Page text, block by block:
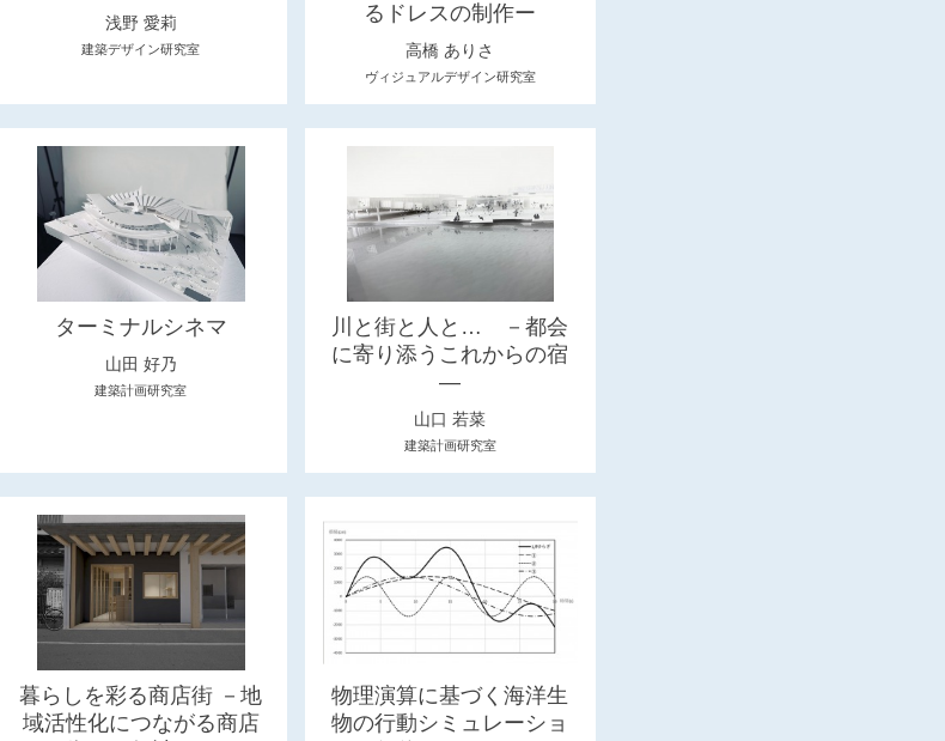
浅野 愛莉
建築デザイン研究室
るドレスの制作ー
高橋 ありさ
ヴィジュアルデザイン研究室
ターミナルシネマ
山田 好乃
建築計画研究室
川と街と人と… －都会
に寄り添うこれからの宿
―
山口 若菜
建築計画研究室
暮らしを彩る商店街 －地
域活性化につながる商店
物理演算に基づく海洋生
物の行動シミュレーショ